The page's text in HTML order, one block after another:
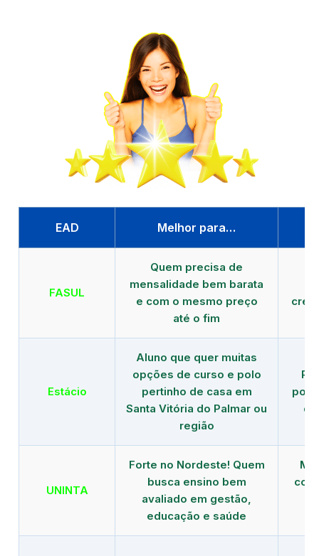
EAD Melhor para…
FASUL
Quem precisa de
mensalidade bem barata
e com o mesmo preço
até o fim
Estácio
Aluno que quer muitas
opções de curso e polo
pertinho de casa em
Santa Vitória do Palmar ou
região
UNINTA
Forte no Nordeste! Quem
busca ensino bem
avaliado em gestão,
educação e saúde